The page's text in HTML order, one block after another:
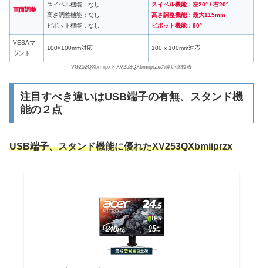
画面調整
スイベル機能：なし
高さ調整機能：なし
ピボット機能：なし
スイベル機能：左20° / 右20°
高さ調整機能：最大115mm
ピボット機能：90°
VESAマ
ウント
100×100mm対応 100 x 100mm対応
VG252QXbmiipxとXV253QXbmiiprzxの違い比較表
注目すべき違いはUSB端子の有無、スタンド機
能の２点
USB端子、スタンド機能に優れたXV253QXbmiiprzx